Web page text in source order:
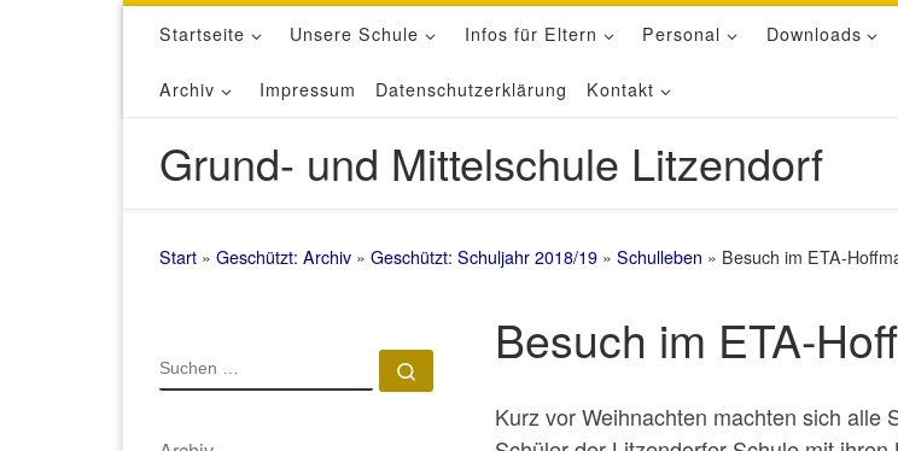
Zum Inhalt springenStartseite Unsere Schule Infos für Eltern Personal Downloads
Archiv Impressum Datenschutzerklärung Kontakt
Grund- und Mittelschule Litzendorf
Start » Geschützt: Archiv » Geschützt: Schuljahr 2018/19 » Schulleben » Besuch im ETA-
Besuch im ETA-
Kurz vor Weihnachten machten sich alle
SUCHE